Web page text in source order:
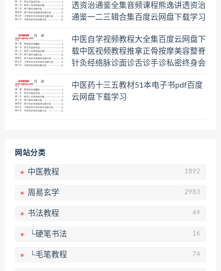
透资治通鉴全集音频课程熊逸讲透资治
通鉴一二三辑合集百度云网盘下载学习
中医自学视频教程大全集百度云网盘下
载中医视频教程推拿正骨按摩美容整脊
针灸经络脉诊面诊舌诊手诊私密终身会
中医药十三五教材51本电子书pdf百度
云网盘下载学习
网站分类
中医教程 1892
周易玄学 2983
书法教程 49
└硬笔书法 16
└毛笔教程 74